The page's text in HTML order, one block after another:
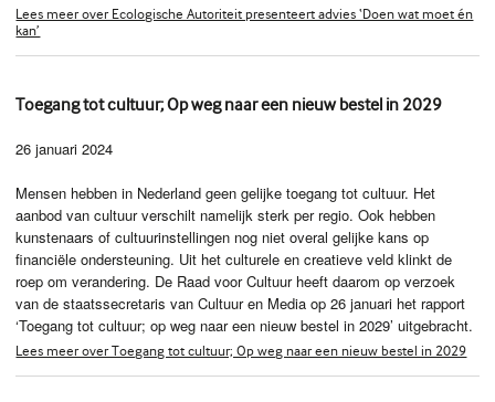
Lees meer over Ecologische Autoriteit presenteert advies ‘Doen wat moet én
kan’
Toegang tot cultuur; Op weg naar een nieuw bestel in 2029
26 januari 2024
Mensen hebben in Nederland geen gelijke toegang tot cultuur. Het
aanbod van cultuur verschilt namelijk sterk per regio. Ook hebben
kunstenaars of cultuurinstellingen nog niet overal gelijke kans op
financiële ondersteuning. Uit het culturele en creatieve veld klinkt de
roep om verandering. De Raad voor Cultuur heeft daarom op verzoek
van de staatssecretaris van Cultuur en Media op 26 januari het rapport
‘Toegang tot cultuur; op weg naar een nieuw bestel in 2029’ uitgebracht.
Lees meer over Toegang tot cultuur; Op weg naar een nieuw bestel in 2029